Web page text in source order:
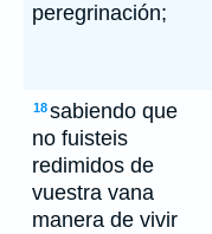
peregrinación;
18sabiendo que
no fuisteis
redimidos de
vuestra vana
manera de vivir